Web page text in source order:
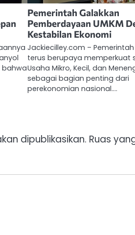
bahwa
Pemerintah Galakkan
Pemberdayaan UMKM
Kestabilan Ekonomi
Jackiecilley.com –
terus berupaya memperkuat
Usaha Mikro, Kecil, dan
sebagai bagian penting dari
perekonomian nasional.…
dipublikasikan. Ruas